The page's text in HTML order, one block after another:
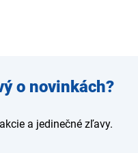
o novinkách?
a jedinečné zľavy.